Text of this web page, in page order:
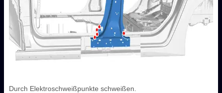
Durch Elektroschweißpunkte schweißen.